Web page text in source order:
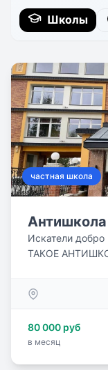
Школы
частная школа
Искатели
ТАКОЕ
80 000 руб
в месяц